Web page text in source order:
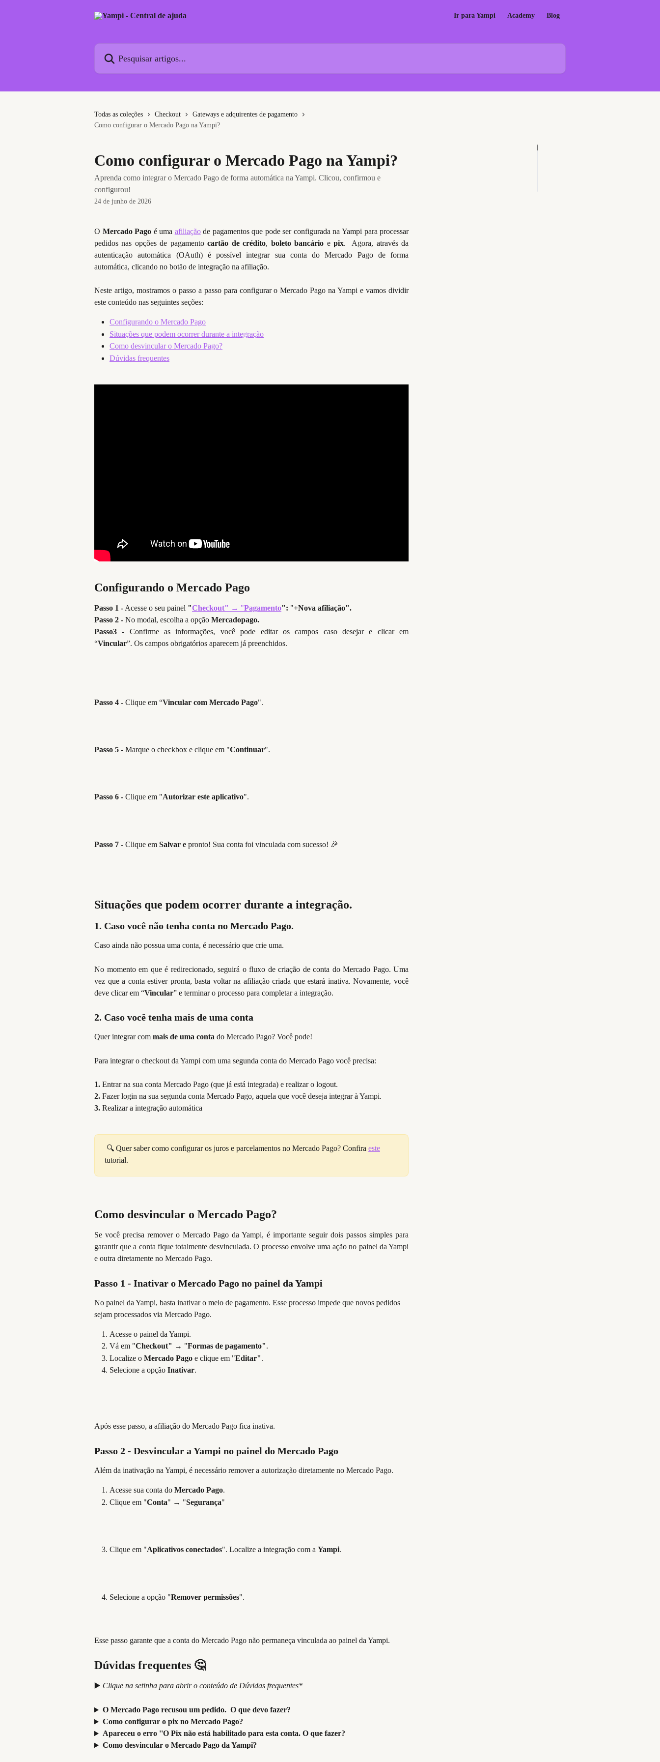
Ir para Yampi Academy Blog
Todas as coleções Checkout
Gateways e adquirentes de pagamento
Como configurar o Mercado Pago na Yampi?
Como configurar o Mercado Pago na Yampi?
Aprenda como integrar o Mercado Pago de forma automática na Yampi. Clicou, confirmou e
configurou!
24 de junho de 2026
O Mercado Pago é uma afiliaçãode pagamentos que pode ser configurada na Yampi para processar
pedidos nas opções de pagamentocartão de crédito, boleto bancário epix. Agora, através da
autenticação automática (OAuth) é possível integrar sua conta do Mercado Pago de forma
automática, clicando no botão de integração na afiliação.
Neste artigo, mostramos o passo a passo para configurar o Mercado Pago na Yampi e vamos dividir
este conteúdo nas seguintes seções:
Configurando o Mercado Pago
Situações que podem ocorrer durante a integração
Como desvincular o Mercado Pago?
Dúvidas frequentes
Configurando o Mercado Pago
Passo 1 - Acesse o seu painel "Checkout" → "Pagamento": "+Nova afiliação".
Passo 2 - No modal, escolha a opção Mercadopago.
Passo3- Confirme as informações, você pode editar os campos caso desejar e clicar em
“Vincular”. Os campos obrigatórios aparecem já preenchidos.
Passo 4 - Clique em “Vincular com Mercado Pago".
Passo 5 - Marque o checkbox e clique em "Continuar".
Passo 6 - Clique em "Autorizar este aplicativo".
Passo 7 - Clique em Salvar e pronto! Sua conta foi vinculada com sucesso! 🎉
Situações que podem ocorrer durante a integração.
1. Caso você não tenha conta no Mercado Pago.
Caso ainda não possua uma conta, é necessário que crie uma.
No momento em que é redirecionado, seguirá o fluxo de criação de conta do Mercado Pago. Uma
vez que a conta estiver pronta, basta voltar na afiliação criada que estará inativa. Novamente, você
deve clicar em “Vincular” e terminar o processo para completar a integração.
2. Caso você tenha mais de uma conta
Quer integrar com mais de uma conta do Mercado Pago? Você pode!
Para integrar o checkout da Yampi com uma segunda conta do Mercado Pago você precisa:
1. Entrar na sua conta Mercado Pago (que já está integrada) e realizar o logout.
2. Fazer login na sua segunda conta Mercado Pago, aquela que você deseja integrar à Yampi.
3. Realizar a integração automática
🔍 Quer saber como configurar os juros e parcelamentos no Mercado Pago? Confira este
tutorial.
Como desvincular o Mercado Pago?
Se você precisa remover o Mercado Pago da Yampi, é importante seguir dois passos simples para
garantir que a conta fique totalmente desvinculada. O processo envolve uma ação no painel da Yampi
e outra diretamente no Mercado Pago.
Passo 1 - Inativar o Mercado Pago no painel da Yampi
No painel da Yampi, basta inativar o meio de pagamento. Esse processo impede que novos pedidos
sejam processados via Mercado Pago.
Acesse o painel da Yampi.
Vá em "Checkout" → "Formas de pagamento".
Localize o Mercado Pago e clique em "Editar".
Selecione a opção Inativar.
Após esse passo, a afiliação do Mercado Pago fica inativa.
Passo 2 - Desvincular a Yampi no painel do Mercado Pago
Além da inativação na Yampi, é necessário remover a autorização diretamente no Mercado Pago.
Acesse sua conta do Mercado Pago.
Clique em "Conta" → "Segurança"
Clique em "Aplicativos conectados". Localize a integração com a Yampi.
Selecione a opção "Remover permissões".
Esse passo garante que a conta do Mercado Pago não permaneça vinculada ao painel da Yampi.
Dúvidas frequentes 🤔
▶️ Clique na setinha para abrir o conteúdo de Dúvidas frequentes*
O Mercado Pago recusou um pedido.  O que devo fazer?
Como configurar o pix no Mercado Pago?
Apareceu o erro ''O Pix não está habilitado para esta conta. O que fazer?
Como desvincular o Mercado Pago da Yampi?